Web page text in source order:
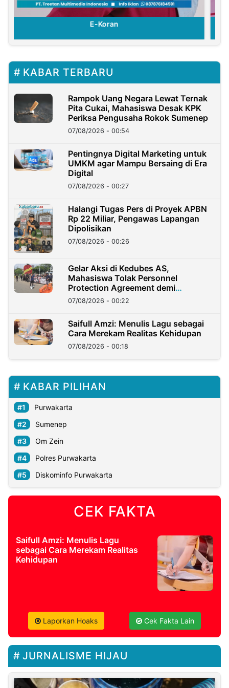
E-Koran
KABAR TERBARU
Rampok Uang Negara Lewat Ternak
Pita Cukai, Mahasiswa Desak KPK
Periksa Pengusaha Rokok Sumenep
07/08/2026 - 00:54
Pentingnya Digital Marketing untuk
UMKM agar Mampu Bersaing di Era
Digital
07/08/2026 - 00:27
Halangi Tugas Pers di Proyek APBN
Rp 22 Miliar, Pengawas Lapangan
Dipolisikan
07/08/2026 - 00:26
Gelar Aksi di Kedubes AS,
Mahasiswa Tolak Personnel
Protection Agreement demi
Kedaulatan Negara
07/08/2026 - 00:22
Saifull Amzi: Menulis Lagu sebagai
Cara Merekam Realitas Kehidupan
07/08/2026 - 00:18
KABAR PILIHAN
Purwakarta
Sumenep
Om Zein
Polres Purwakarta
Diskominfo Purwakarta
CEK FAKTA
Saifull Amzi: Menulis Lagu
sebagai Cara Merekam Realitas
Kehidupan
Laporkan Hoaks Cek Fakta Lain
JURNALISME HIJAU